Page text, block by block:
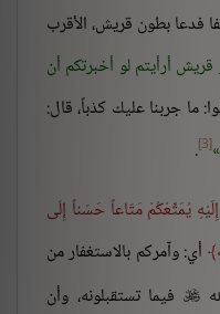
بطون قريش، الأقرب
أرأيتم لو أخبرتكم أن
ما جربنا عليك كذباً، قال:
[3]
.
يُمَتِّعْكُمْ مَتَاعاً حَسَناً إِلَى
أي: وآمركم بالاستغفار من
 فيما تستقبلونه، وأن